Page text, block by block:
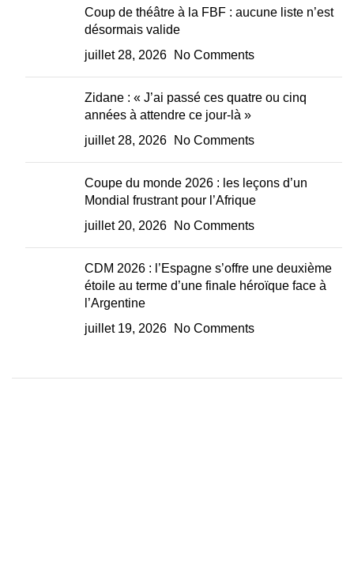
Coup de théâtre à la FBF : aucune liste n’est
désormais valide
juillet 28, 2026
No Comments
Zidane : « J’ai passé ces quatre ou cinq
années à attendre ce jour-là »
juillet 28, 2026
No Comments
Coupe du monde 2026 : les leçons d’un
Mondial frustrant pour l’Afrique
juillet 20, 2026
No Comments
CDM 2026 : l’Espagne s’offre une deuxième
étoile au terme d’une finale héroïque face à
l’Argentine
juillet 19, 2026
No Comments